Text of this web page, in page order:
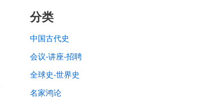
分类
中国古代史
会议-讲座-招聘
全球史-世界史
名家鸿论